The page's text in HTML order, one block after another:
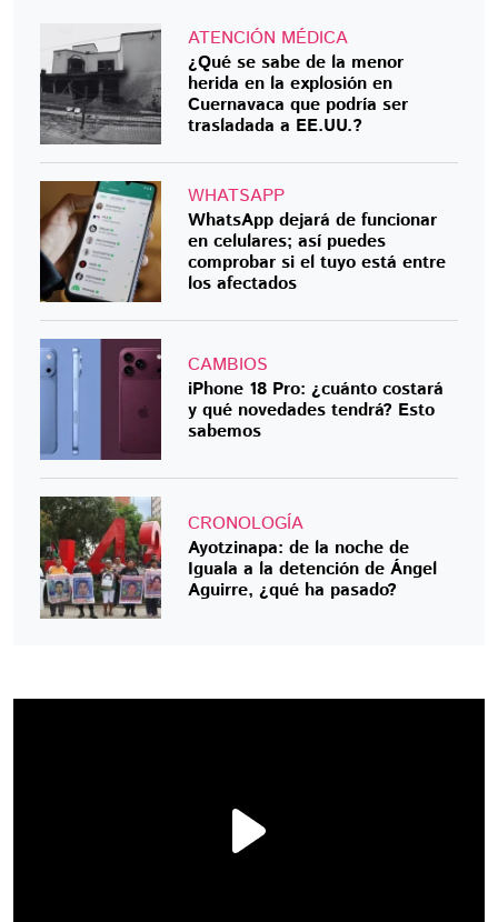
ATENCIÓN MÉDICA
¿Qué se sabe de la menor
herida en la explosión en
Cuernavaca que podría ser
trasladada a EE.UU.?
WHATSAPP
WhatsApp dejará de funcionar
en celulares; así puedes
comprobar si el tuyo está entre
los afectados
CAMBIOS
iPhone 18 Pro: ¿cuánto costará
y qué novedades tendrá? Esto
sabemos
CRONOLOGÍA
Ayotzinapa: de la noche de
Iguala a la detención de Ángel
Aguirre, ¿qué ha pasado?